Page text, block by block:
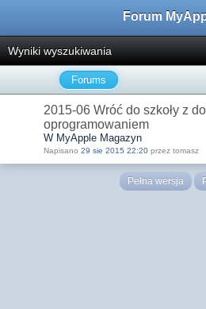
Forum
Wyniki wyszukiwania
Forums
2015-06 Wróć do szkoły z
oprogramowaniem
W MyApple Magazyn
Napisano 29 sie 2015 22:20 przez tomasz
Pełna wersja